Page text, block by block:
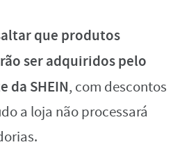
que produtos
ser adquiridos pelo
da SHEIN, com descontos
a loja não processará